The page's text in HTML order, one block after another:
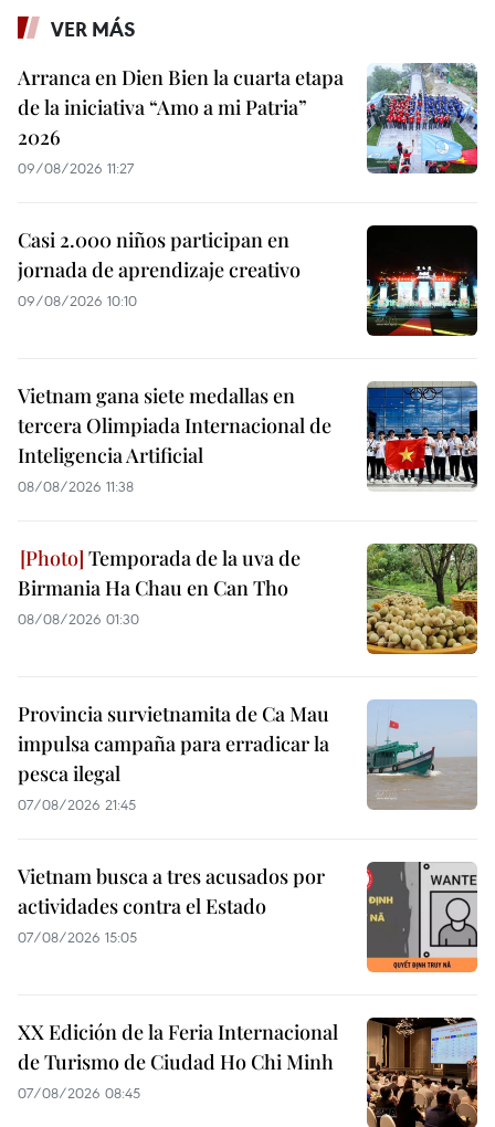
VER MÁS
Arranca en Dien Bien la cuarta etapa
de la iniciativa “Amo a mi Patria”
2026
09/08/2026 11:27
Casi 2.000 niños participan en
jornada de aprendizaje creativo
09/08/2026 10:10
Vietnam gana siete medallas en
tercera Olimpiada Internacional de
Inteligencia Artificial
08/08/2026 11:38
Temporada de la uva de
Birmania Ha Chau en Can Tho
08/08/2026 01:30
Provincia survietnamita de Ca Mau
impulsa campaña para erradicar la
pesca ilegal
07/08/2026 21:45
Vietnam busca a tres acusados por
actividades contra el Estado
07/08/2026 15:05
XX Edición de la Feria Internacional
de Turismo de Ciudad Ho Chi Minh
07/08/2026 08:45